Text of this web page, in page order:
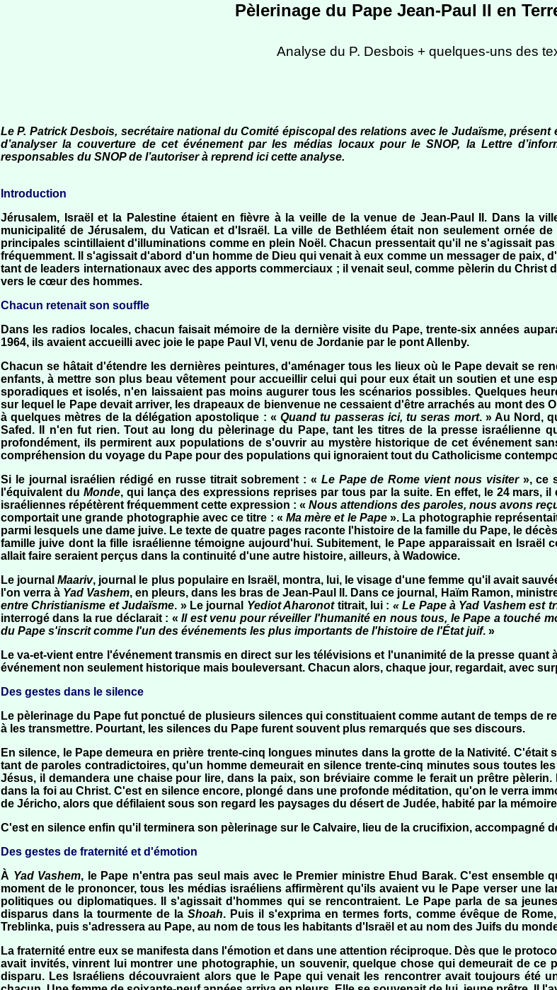
Pèlerinage du Pape Jean-Paul II en
Analyse du P. Desbois + quelques-uns des
Le P. Patrick Desbois, secrétaire national du Comité épiscopal des relations avec le Judaïsme,
d’analyser la couverture de cet événement par les médias locaux pour le SNOP, la Lettre
responsables du SNOP de l’autoriser à reprend ici cette analyse.
Introduction
Jérusalem, Israël et la Palestine étaient en fièvre à la veille de la venue de Jean-Paul II. Dans la
municipalité de Jérusalem, du Vatican et d'Israël. La ville de Bethléem était non seulement ornée
principales scintillaient d'illuminations comme en plein Noël. Chacun pressentait qu'il ne s'agissait
fréquemment. Il s'agissait d'abord d'un homme de Dieu qui venait à eux comme un messager de paix,
tant de leaders internationaux avec des apports commerciaux ; il venait seul, comme pèlerin du
vers le cœur des hommes.
Chacun retenait son souffle
Dans les radios locales, chacun faisait mémoire de la dernière visite du Pape, trente-six années
1964, ils avaient accueilli avec joie le pape Paul VI, venu de Jordanie par le pont Allenby.
Chacun se hâtait d'étendre les dernières peintures, d'aménager tous les lieux où le Pape devait se
enfants, à mettre son plus beau vêtement pour accueillir celui qui pour eux était un soutien et une
sporadiques et isolés, n'en laissaient pas moins augurer tous les scénarios possibles. Quelques
sur lequel le Pape devait arriver, les drapeaux de bienvenue ne cessaient d'être arrachés au mont
à quelques mètres de la délégation apostolique : «Quand tu passeras ici, tu seras mort. » Au Nord,
Safed. II n'en fut rien. Tout au long du pèlerinage du Pape, tant les titres de la presse israélienne
profondément, ils permirent aux populations de s'ouvrir au mystère historique de cet événement
compréhension du voyage du Pape pour des populations qui ignoraient tout du Catholicisme
Si le journal israélien rédigé en russe titrait sobrement : « Le Pape de Rome vient nous visiter», ce
l'équivalent du Monde, qui lança des expressions reprises par tous par la suite. En effet, le 24 mars,
israéliennes répétèrent fréquemment cette expression : « Nous attendions des paroles, nous avons
comportait une grande photographie avec ce titre : « Ma mère et le Pape». La photographie
parmi lesquels une dame juive. Le texte de quatre pages raconte l'histoire de la famille du Pape, le
famille juive dont la fille israélienne témoigne aujourd'hui. Subitement, le Pape apparaissait en
allait faire seraient perçus dans la continuité d'une autre histoire, ailleurs, à Wadowice.
Le journalMaariv, journal le plus populaire en Israël, montra, lui, le visage d'une femme qu'il avait
l'on verra à Yad Vashem, en pleurs, dans les bras de Jean-Paul II. Dans ce journal, Haïm Ramon,
entre Christianisme et Judaïsme. » Le journal Yediot Aharonottitrait, lui : « Le Pape à Yad Vashem
interrogé dans la rue déclarait : «Il est venu pour réveiller l'humanité en nous tous, le Pape a touché
du Pape s'inscrit comme l'un des événements les plus importants de l'histoire de l'État juif. »
Le va-et-vient entre l'événement transmis en direct sur les télévisions et l'unanimité de la presse
événement non seulement historique mais bouleversant. Chacun alors, chaque jour, regardait, avec
Des gestes dans le silence
Le pèlerinage du Pape fut ponctué de plusieurs silences qui constituaient comme autant de temps de
à les transmettre. Pourtant, les silences du Pape furent souvent plus remarqués que ses discours.
En silence, le Pape demeura en prière trente-cinq longues minutes dans la grotte de la Nativité.
tant de paroles contradictoires, qu'un homme demeurait en silence trente-cinq minutes sous toutes
Jésus, il demandera une chaise pour lire, dans la paix, son bréviaire comme le ferait un prêtre
dans la foi au Christ. C'est en silence encore, plongé dans une profonde méditation, qu'on le verra
de Jéricho, alors que défilaient sous son regard les paysages du désert de Judée, habité par la
C'est en silence enfin qu'il terminera son pèlerinage sur le Calvaire, lieu de la crucifixion, accompagné
Des gestes de fraternité et d'émotion
À Yad Vashem, le Pape n'entra pas seul mais avec le Premier ministre Ehud Barak. C'est
moment de le prononcer, tous les médias israéliens affirmèrent qu'ils avaient vu le Pape verser une
politiques ou diplomatiques. Il s'agissait d'hommes qui se rencontraient. Le Pape parla de sa
disparus dans la tourmente de laShoah. Puis il s'exprima en termes forts, comme évêque de
Treblinka, puis s'adressera au Pape, au nom de tous les habitants d'Israël et au nom des Juifs du
La fraternité entre eux se manifesta dans l'émotion et dans une attention réciproque. Dès que le
avait invités, vinrent lui montrer une photographie, un souvenir, quelque chose qui demeurait de
disparu. Les Israéliens découvraient alors que le Pape qui venait les rencontrer avait toujours